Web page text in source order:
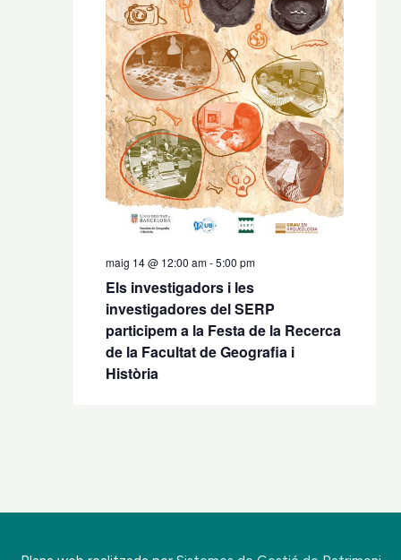
maig 14 @ 12:00 am-5:00 pm
Els investigadors i les
investigadores del SERP
participem a la Festa de la Recerca
de la Facultat de Geografia i
Història